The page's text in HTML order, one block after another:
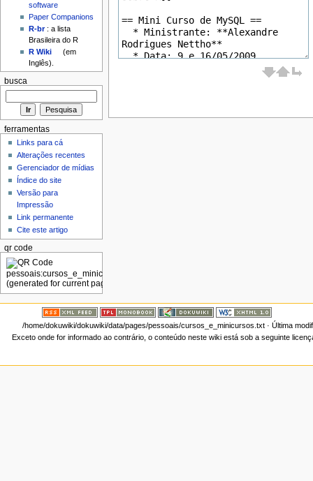
software
Paper Companions
R-br: a lista
Brasileira do R
R Wiki
(em
Inglês).
busca
ferramentas
Links para cá
Alterações recentes
Gerenciador de mídias
Índice do site
Versão para
Impressão
Link permanente
Cite este artigo
qr code
/home/dokuwiki/dokuwiki/data/pages/pessoais/cursos_e_minicursos.txt· Última
Exceto onde for informado ao contrário, o conteúdo neste wiki está sob a seguinte